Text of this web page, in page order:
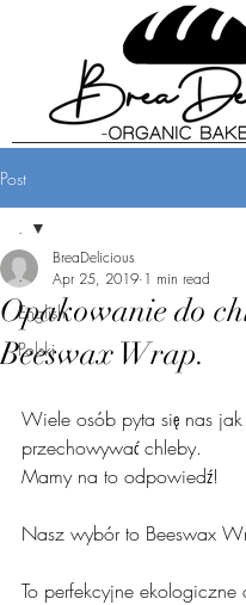
Post
.
English
Polski
.
Opakowanie do
Beeswax Wrap.
BreaDelicious
Apr 25, 2019 1 min read
Wiele osób pyta się nas
przechowywać chleby.
Mamy na to odpowiedź!
Nasz wybór to Beeswax
To perfekcyjne